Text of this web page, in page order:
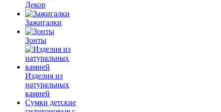
Декор
Зажигалки
Зонты
Изделия из
натуральных
камней
Сумки детские